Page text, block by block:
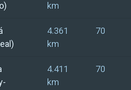
km
4.361
km
70
4.411
km
70